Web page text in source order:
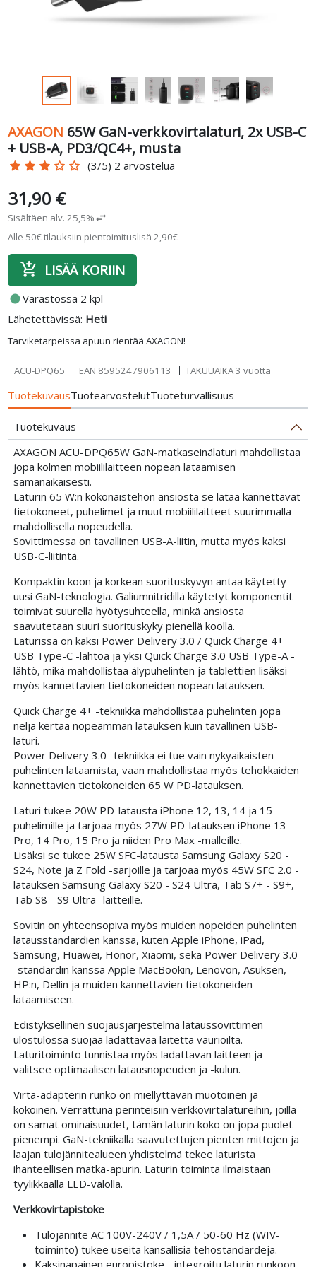
AXAGON 65W GaN-verkkovirtalaturi, 2x USB-C
+ USB-A, PD3/QC4+, musta
star star star star_border star_border (3/5) 2 arvostelua
Tarviketarpeissa apuun rientää AXAGON!
31,90 €
Sisältäen alv. 25,5%swap_horiz
Alle 50€ tilauksiin pientoimituslisä 2,90€
add_shopping_cart LISÄÄ KORIIN
fiber_manual_recordVarastossa 2 kpl
Lähetettävissä: Heti
ACU-DPQ65 EAN 8595247906113 TAKUUAIKA 3 vuotta
TuotekuvausTuotearvostelutTuoteturvallisuus
Tuotekuvaus
AXAGON ACU-DPQ65W GaN-matkaseinälaturi mahdollistaa
jopa kolmen mobiililaitteen nopean lataamisen
samanaikaisesti.
Laturin 65 W:n kokonaistehon ansiosta se lataa kannettavat
tietokoneet, puhelimet ja muut mobiililaitteet suurimmalla
mahdollisella nopeudella.
Sovittimessa on tavallinen USB-A-liitin, mutta myös kaksi
USB-C-liitintä.
Kompaktin koon ja korkean suorituskyvyn antaa käytetty
uusi GaN-teknologia. Galiumnitridillä käytetyt komponentit
toimivat suurella hyötysuhteella, minkä ansiosta
saavutetaan suuri suorituskyky pienellä koolla.
Laturissa on kaksi Power Delivery 3.0 / Quick Charge 4+
USB Type-C -lähtöä ja yksi Quick Charge 3.0 USB Type-A -
lähtö, mikä mahdollistaa älypuhelinten ja tablettien lisäksi
myös kannettavien tietokoneiden nopean latauksen.
Quick Charge 4+ -tekniikka mahdollistaa puhelinten jopa
neljä kertaa nopeamman latauksen kuin tavallinen USB-
laturi.
Power Delivery 3.0 -tekniikka ei tue vain nykyaikaisten
puhelinten lataamista, vaan mahdollistaa myös tehokkaiden
kannettavien tietokoneiden 65 W PD-latauksen.
Laturi tukee 20W PD-latausta iPhone 12, 13, 14 ja 15 -
puhelimille ja tarjoaa myös 27W PD-latauksen iPhone 13
Pro, 14 Pro, 15 Pro ja niiden Pro Max -malleille.
Lisäksi se tukee 25W SFC-latausta Samsung Galaxy S20 -
S24, Note ja Z Fold -sarjoille ja tarjoaa myös 45W SFC 2.0 -
latauksen Samsung Galaxy S20 - S24 Ultra, Tab S7+ - S9+,
Tab S8 - S9 Ultra -laitteille.
Sovitin on yhteensopiva myös muiden nopeiden puhelinten
latausstandardien kanssa, kuten Apple iPhone, iPad,
Samsung, Huawei, Honor, Xiaomi, sekä Power Delivery 3.0
-standardin kanssa Apple MacBookin, Lenovon, Asuksen,
HP:n, Dellin ja muiden kannettavien tietokoneiden
lataamiseen.
Edistyksellinen suojausjärjestelmä lataussovittimen
ulostulossa suojaa ladattavaa laitetta vaurioilta.
Laturitoiminto tunnistaa myös ladattavan laitteen ja
valitsee optimaalisen latausnopeuden ja -kulun.
Virta-adapterin runko on miellyttävän muotoinen ja
kokoinen. Verrattuna perinteisiin verkkovirtalatureihin, joilla
on samat ominaisuudet, tämän laturin koko on jopa puolet
pienempi. GaN-tekniikalla saavutettujen pienten mittojen ja
laajan tulojännitealueen yhdistelmä tekee laturista
ihanteellisen matka-apurin. Laturin toiminta ilmaistaan
tyylikkäällä LED-valolla.
Verkkovirtapistoke
Tulojännite AC 100V-240V / 1,5A / 50-60 Hz (WIV-
toiminto) tukee useita kansallisia tehostandardeja.